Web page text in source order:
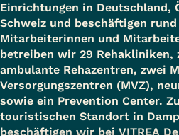
Einrichtungen in Deutschland,
Schweiz und beschäftigen rund
Mitarbeiterinnen und
betreiben wir 29
ambulante Rehazentren, zwei
Versorgungszentren (MVZ),
sowie ein Prevention Center.
touristischen Standort in
beschäftigen wir bei VITREA